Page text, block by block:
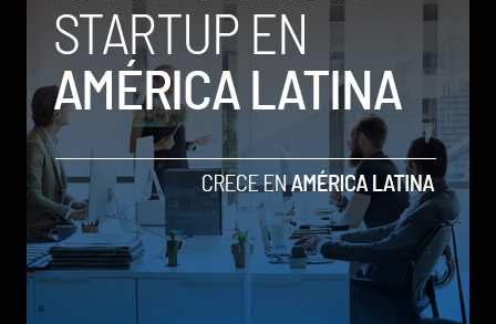
Qwen 3.8-Max, la nueva IA de Alibaba que desafía a
los modelos más poderosos
by Sergio Ramos
Actualidad
5 de agosto de 2026